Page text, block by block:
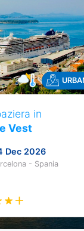
in
Vest
Dec 2026
- Spania